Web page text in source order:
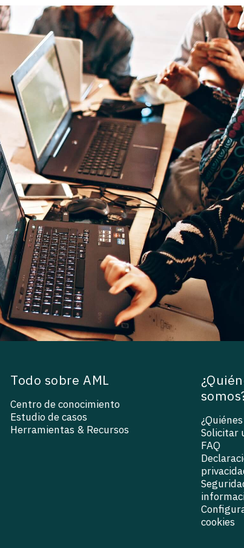
Todo sobre AML
Centro de conocimiento
Estudio de casos
Herramientas & Recursos
Solicitar
FAQ
cookies